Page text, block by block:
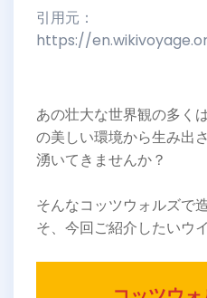
引用元：
https://
あの壮大な世界観の多く
の美しい環境から生み出
湧いてきませんか？
そんなコッツウォルズで
そ、今回ご紹介したいウ